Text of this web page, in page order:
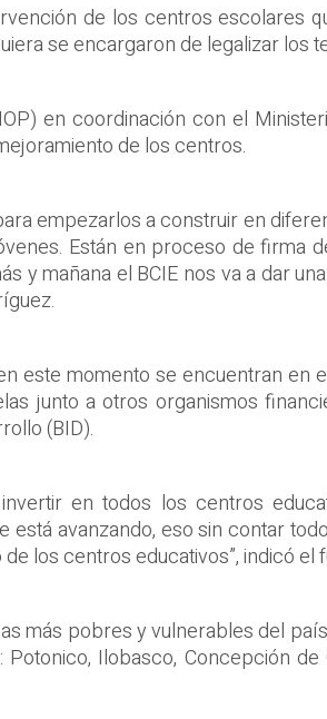
de los centros escolares
se encargaron de legalizar
en coordinación con el
de los centros.
empezarlos a construir en
Están en proceso de firma
y mañana el BCIE nos va a dar
este momento se encuentran en
junto a otros organismos
(BID).
en todos los centros
avanzando, eso sin contar
los centros educativos”, indicó el
más pobres y vulnerables del
Ilobasco, Concepción de